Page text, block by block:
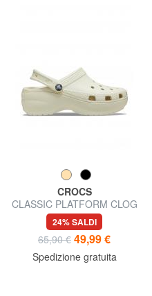
CROCS
CLASSIC PLATFORM CLOG
W Sandalo sabot
24% SALDI
65,90 € 49,99 €
Spedizione gratuita